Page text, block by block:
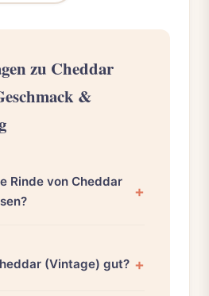
zu Cheddar
&
Rinde von Cheddar
(Vintage) gut?